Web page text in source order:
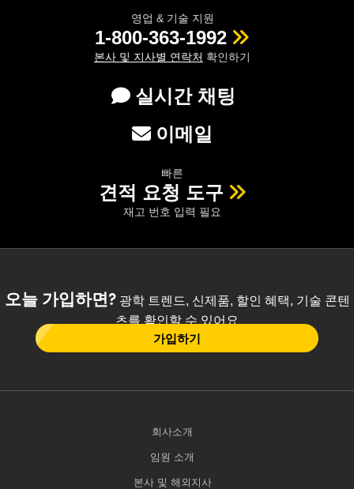
영업 & 기술 지원
1-800-363-1992
본사 및 지사별 연락처 확인하기
실시간 채팅
이메일
빠른
견적 요청 도구
재고 번호 입력 필요
오늘 가입하면?광학 트렌드, 신제품, 할인 혜택, 기술 콘텐
츠를 확인할 수 있어요
가입하기
회사소개
임원 소개
본사 및 해외지사